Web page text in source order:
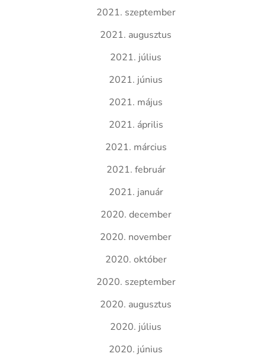
2021. szeptember
2021. augusztus
2021. július
2021. június
2021. május
2021. április
2021. március
2021. február
2021. január
2020. december
2020. november
2020. október
2020. szeptember
2020. augusztus
2020. július
2020. június